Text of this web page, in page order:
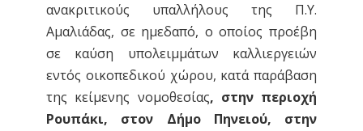
ανακριτικούς υπαλλήλους της Π.Υ.
Αμαλιάδας, σε ημεδαπό, ο οποίος προέβη
σε καύση υπολειμμάτων καλλιεργειών
εντός οικοπεδικού χώρου, κατά παράβαση
της κείμενης νομοθεσίας, στην περιοχή
Ρουπάκι, στον Δήμο Πηνειού, στην